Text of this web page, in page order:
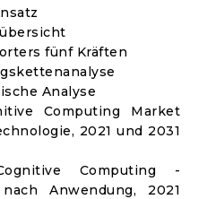
fünf Kräften
Analyse
Computing Market
2021 und 2031
Computing -
Anwendung, 2021